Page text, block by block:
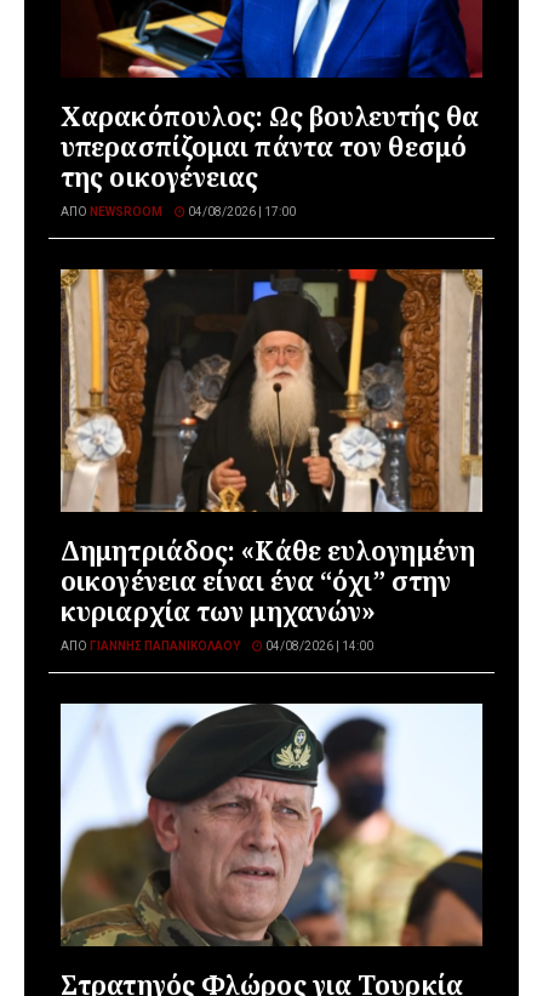
Χαρακόπουλος: Ως βουλευτής θα
υπερασπίζομαι πάντα τον θεσμό
της οικογένειας
ΑΠΌ NEWSROOM 04/08/2026 | 17:00
Δημητριάδος: «Κάθε ευλογημένη
οικογένεια είναι ένα “όχι” στην
κυριαρχία των μηχανών»
ΑΠΌ ΓΙΆΝΝΗΣ ΠΑΠΑΝΙΚΟΛΆΟΥ 04/08/2026 | 14:00
Στρατηγός Φλώρος για Τουρκία